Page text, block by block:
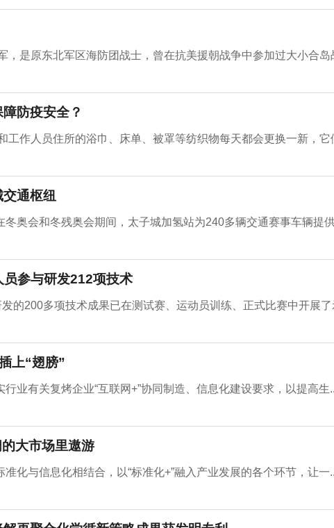
，是原东北军区海防团战士，曾在抗美援朝战争中参加过大小合岛
防疫安全？
工作人员住所的浴巾、床单、被罩等纺织物每天都会更换一新，它
通枢纽
奥会和冬残奥会期间，太子城加氢站为240多辆交通赛事车辆提
参与研发212项技术
的200多项技术成果已在测试赛、运动员训练、正式比赛中开展了
上“翅膀”
业有关复烤企业“互联网+”协同制造、信息化建设要求，以提高生
大市场里遨游
化与信息化相结合，以“标准化+”融入产业发展的各个环节，让一